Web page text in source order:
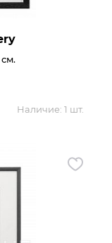
Наличие: 1 шт.